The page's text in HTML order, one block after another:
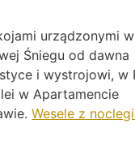
urządzonymi w
Śniegu od dawna
i wystrojowi, w
w Apartamencie
Wesele z